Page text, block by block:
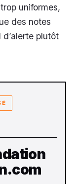
uniformes,
des notes
plutôt